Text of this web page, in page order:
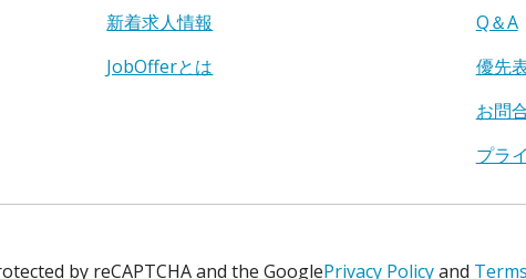
新着求人情報
JobOfferとは
Q＆A
優先
お問
プラ
by reCAPTCHA and the GooglePrivacy Policyand